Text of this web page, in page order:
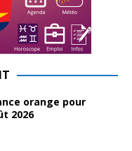
orange pour
2026